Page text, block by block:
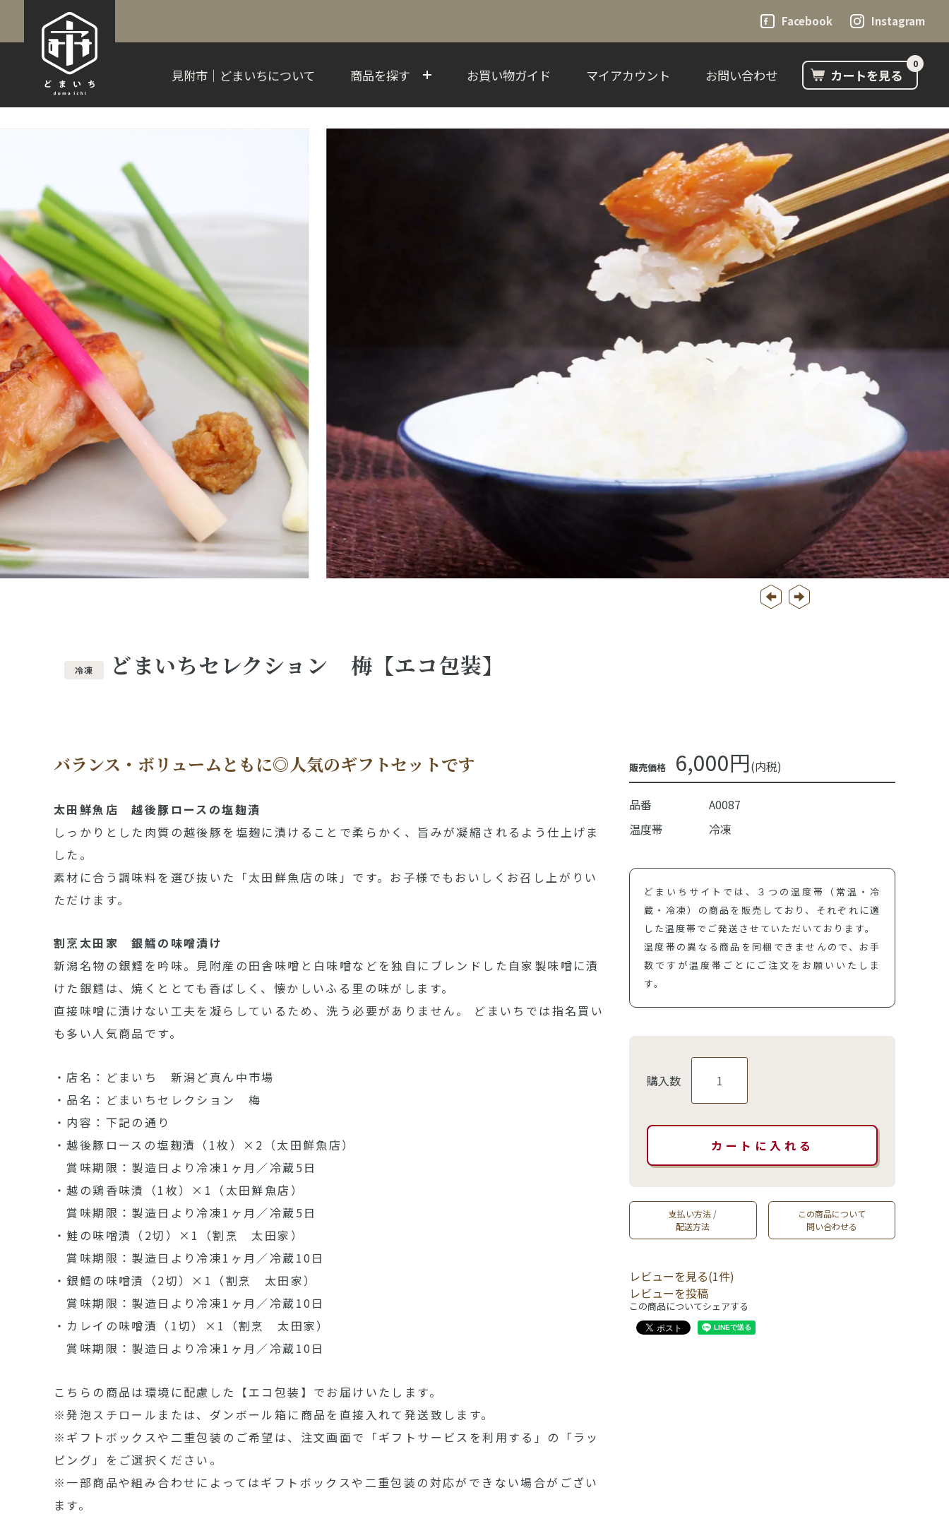
Facebook Instagram
見附市｜どまいちについて 商品を探す お買い物ガイド マイアカウント お問い合わせ カートを見る
0
冷凍 どまいちセレクション 梅【エコ包装】
販売価格 6,000円(内税)
品番
A0087
温度帯
冷凍
どまいちサイトでは、３つの温度帯（常温・冷
蔵・冷凍）の商品を販売しており、それぞれに適
した温度帯でご発送させていただいております。
温度帯の異なる商品を同梱できませんので、お手
数ですが温度帯ごとにご注文をお願いいたしま
す。
購入数
支払い方法 /
配送方法
この商品について
問い合わせる
レビューを見る(1件)
レビューを投稿
この商品についてシェアする
バランス・ボリュームともに◎人気のギフトセットです
太田鮮魚店 越後豚ロースの塩麹漬
しっかりとした肉質の越後豚を塩麹に漬けることで柔らかく、旨みが凝縮されるよう仕上げま
した。
素材に合う調味料を選び抜いた「太田鮮魚店の味」です。お子様でもおいしくお召し上がりい
ただけます。
割烹太田家 銀鱈の味噌漬け
新潟名物の銀鱈を吟味。見附産の田舎味噌と白味噌などを独自にブレンドした自家製味噌に漬
けた銀鱈は、焼くととても香ばしく、懐かしいふる里の味がします。
直接味噌に漬けない工夫を凝らしているため、洗う必要がありません。 どまいちでは指名買い
も多い人気商品です。
・店名：どまいち 新潟ど真ん中市場
・品名：どまいちセレクション 梅
・内容：下記の通り
・越後豚ロースの塩麹漬（1枚）×2（太田鮮魚店）
賞味期限：製造日より冷凍1ヶ月／冷蔵5日
・越の鶏香味漬（1枚）×1（太田鮮魚店）
賞味期限：製造日より冷凍1ヶ月／冷蔵5日
・鮭の味噌漬（2切）×1（割烹 太田家）
賞味期限：製造日より冷凍1ヶ月／冷蔵10日
・銀鱈の味噌漬（2切）×1（割烹 太田家）
賞味期限：製造日より冷凍1ヶ月／冷蔵10日
・カレイの味噌漬（1切）×1（割烹 太田家）
賞味期限：製造日より冷凍1ヶ月／冷蔵10日
こちらの商品は環境に配慮した【エコ包装】でお届けいたします。
※発泡スチロールまたは、ダンボール箱に商品を直接入れて発送致します。
※ギフトボックスや二重包装のご希望は、注文画面で「ギフトサービスを利用する」の「ラッ
ピング」をご選択ください。
※一部商品や組み合わせによってはギフトボックスや二重包装の対応ができない場合がござい
ます。